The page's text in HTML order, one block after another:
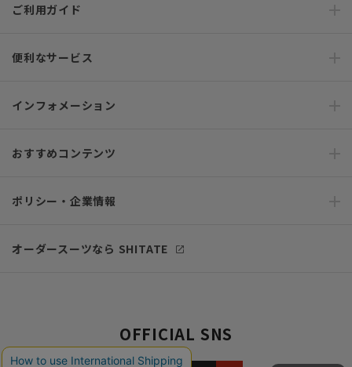
ご利用ガイド
便利なサービス
インフォメーション
おすすめコンテンツ
ポリシー・企業情報
オーダースーツなら SHITATE
OFFICIAL SNS